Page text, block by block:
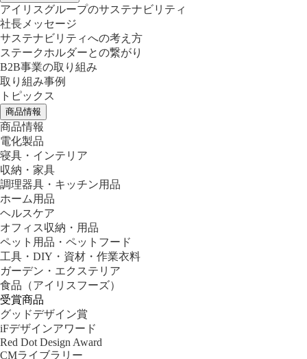
アイリスグループのサステナビリティ
社長メッセージ
サステナビリティへの考え方
ステークホルダーとの繋がり
B2B事業の取り組み
取り組み事例
トピックス
商品情報
商品情報
電化製品
寝具・インテリア
収納・家具
調理器具・キッチン用品
ホーム用品
ヘルスケア
オフィス収納・用品
ペット用品・ペットフード
工具・DIY・資材・作業衣料
ガーデン・エクステリア
食品 （アイリスフーズ）
受賞商品
グッドデザイン賞
iFデザインアワード
Red Dot Design Award
CMライブラリー